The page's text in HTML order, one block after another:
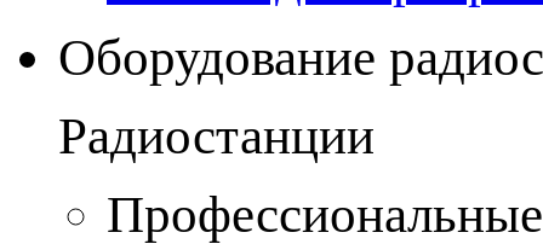
Оборудование
Радиостанции